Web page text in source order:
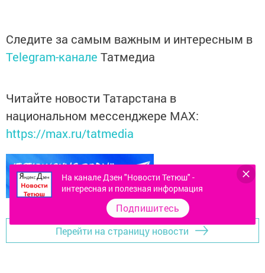
Следите за самым важным и интересным в
Telegram-канале Татмедиа
Читайте новости Татарстана в
национальном мессенджере MАХ:
https://max.ru/tatmedia
Перейти на страницу новости
На канале Дзен "Новости Тетюш" -
интересная и полезная информация
Подпишитесь